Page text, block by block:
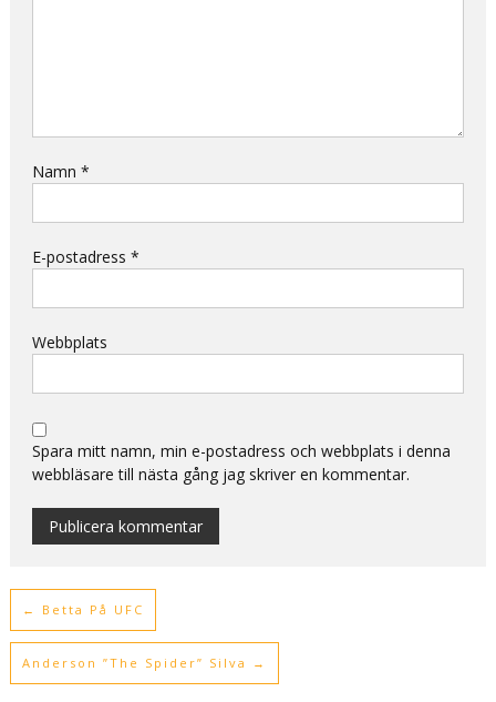
Namn *
E-postadress *
Webbplats
Spara mitt namn, min e-postadress och webbplats i denna
webbläsare till nästa gång jag skriver en kommentar.
← Betta På UFC
Anderson ”The Spider” Silva →